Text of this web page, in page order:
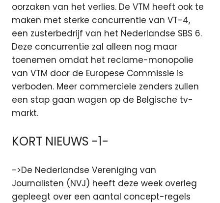
oorzaken van het verlies. De VTM heeft ook te
maken met sterke concurrentie van VT-4,
een zusterbedrijf van het Nederlandse SBS 6.
Deze concurrentie zal alleen nog maar
toenemen omdat het reclame-monopolie
van VTM door de Europese Commissie is
verboden. Meer commerciele zenders zullen
een stap gaan wagen op de Belgische tv-
markt.
KORT NIEUWS -1-
->De Nederlandse Vereniging van
Journalisten (NVJ) heeft deze week overleg
gepleegt over een aantal concept-regels